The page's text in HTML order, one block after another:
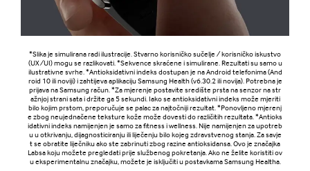
*Slika je simulirana radi ilustracije. Stvarno korisničko sučelje / korisničko iskustvo
(UX/UI) mogu se razlikovati. *Sekvence skraćene i simulirane. Rezultati su samo u
ilustrativne svrhe. *Antioksidativni indeks dostupan je na Android telefonima (And
roid 10 ili noviji) i zahtijeva aplikaciju Samsung Health (v6.30.2 ili novija). Potrebna je
prijava na Samsung račun. *Za mjerenje postavite središte prsta na senzor na str
ažnjoj strani sata i držite ga 5 sekundi. Iako se antioksidativni indeks može mjeriti
bilo kojim prstom, preporučuje se palac za najtočniji rezultat. *Ponovljeno mjerenj
e zbog neujednačene teksture kože može dovesti do različitih rezultata. *Antioks
idativni indeks namijenjen je samo za fitness i wellness. Nije namijenjen za upotreb
u u otkrivanju, dijagnosticiranju ili liječenju bilo kojeg zdravstvenog stanja. Za savje
t se obratite liječniku ako ste zabrinuti zbog razine antioksidansa. Ovo je značajka
Labsa koju možete pregledati prije službenog pokretanja. Ako ne želite koristiti ov
u eksperimentalnu značajku, možete je isključiti u postavkama Samsung Healtha.